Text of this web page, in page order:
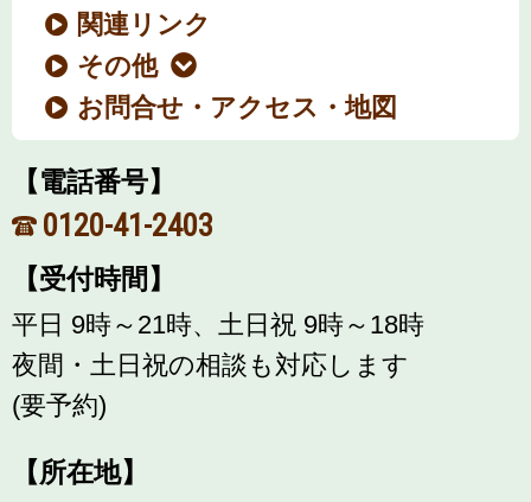
関連リンク
その他
お問合せ・アクセス・地図
【電話番号】
0120-41-2403
【受付時間】
平日 9時～21時、土日祝 9時～18時
夜間・土日祝の相談も対応します
(要予約)
【所在地】